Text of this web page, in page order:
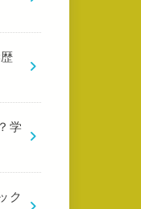
学
ク